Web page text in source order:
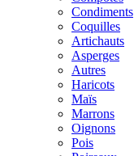
Condiments
Coquilles
Artichauts
Asperges
Autres
Haricots
Maïs
Marrons
Oignons
Pois